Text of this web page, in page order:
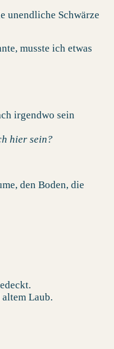
unendliche Schwärze
musste ich etwas
irgendwo sein
hier sein?
den Boden, die
Laub.